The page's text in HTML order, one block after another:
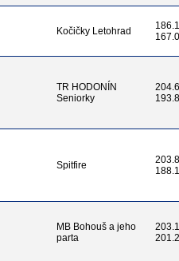
Kočičky Letohrad
TR HODONÍN
Seniorky
Spitfire
188.1
MB Bohouš a jeho
parta